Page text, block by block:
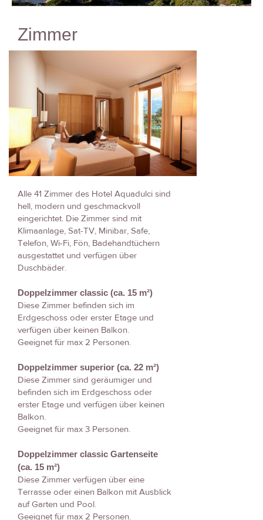
Zimmer
Alle 41 Zimmer des Hotel Aquadulci sind
hell, modern und geschmackvoll
eingerichtet. Die Zimmer sind mit
Klimaanlage, Sat-TV, Minibar, Safe,
Telefon, Wi-Fi, Fön, Badehandtüchern
ausgestattet und verfügen über
Duschbäder.
Doppelzimmer classic (ca. 15 m²)
Diese Zimmer befinden sich im
Erdgeschoss oder erster Etage und
verfügen über keinen Balkon.
Geeignet für max 2 Personen.
Doppelzimmer superior (ca. 22 m²)
Diese Zimmer sind geräumiger und
befinden sich im Erdgeschoss oder
erster Etage und verfügen über keinen
Balkon.
Geeignet für max 3 Personen.
Doppelzimmer classic Gartenseite
(ca. 15 m²)
Diese Zimmer verfügen über eine
Terrasse oder einen Balkon mit Ausblick
auf Garten und Pool.
Geeignet für max 2 Personen.